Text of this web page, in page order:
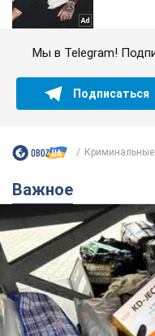
Мы в Telegram!
Подписаться
Криминальные
Важное